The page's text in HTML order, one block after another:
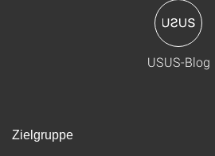
USUS-Blog
Zielgruppe